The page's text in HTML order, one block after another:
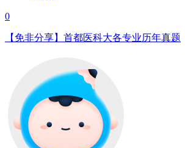
0
【免非分享】首都医科大各专业历年真题